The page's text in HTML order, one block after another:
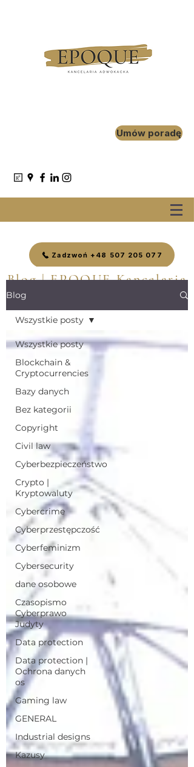
Umów poradę
Zadzwoń +48 507 205 077
Blog | EPOQUE Kancelaria
Blog
Wszystkie posty
Blockchain &
Cryptocurrencies
Bazy danych
Bez kategorii
Copyright
Civil law
Cyberbezpieczeństwo
Crypto |
Kryptowaluty
Cybercrime
Cyberprzestępczość
Cyberfeminizm
Cybersecurity
dane osobowe
Czasopismo
Cyberprawo
Judyty
Data protection
Data protection |
Ochrona danych
os
Gaming law
GENERAL
Industrial designs
Kazusy
Wszystkie posty